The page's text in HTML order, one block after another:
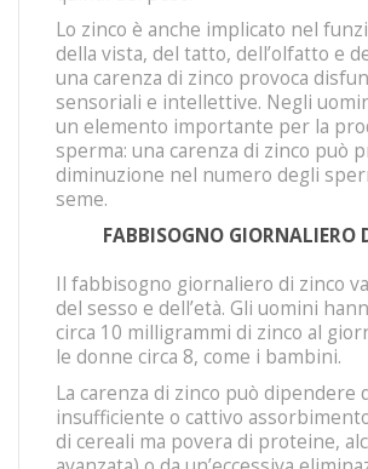
Lo zinco è anche implicato nel
della vista, del tatto, dell’olfatto e
una carenza di zinco provoca
sensoriali e intellettive. Negli
un elemento importante per la
sperma: una carenza di zinco può
diminuzione nel numero degli
seme.
FABBISOGNO GIORNALIERO
Il fabbisogno giornaliero di zinco
del sesso e dell’età. Gli uomini
circa 10 milligrammi di zinco al
le donne circa 8, come i bambini.
La carenza di zinco può dipendere
insufficiente o cattivo
di cereali ma povera di proteine,